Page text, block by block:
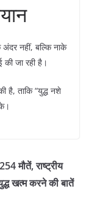
अंदर नहीं, बल्कि नाके
की जा रही है।
है, ताकि “युद्ध नशे
मौतें, राष्ट्रीय
खत्म करने की बातें